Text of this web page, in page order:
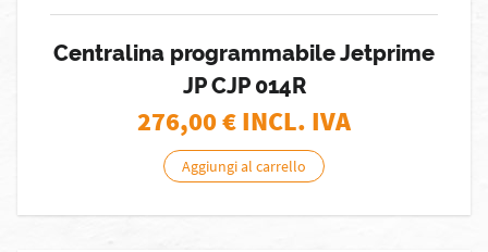
Centralina programmabile Jetprime
JP CJP 014R
276,00€ INCL. IVA
Aggiungi al carrello